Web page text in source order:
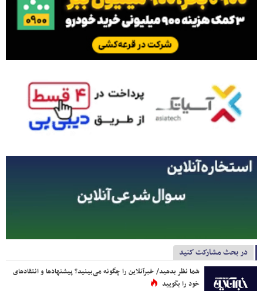
در بحث مشارکت کنید
شما نظر بدهید/ خبرآنلاین را چگونه می‌بینید؟ پیشنهادها و انتقادهای
خود را بگویید